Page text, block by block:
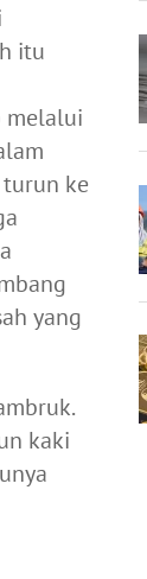
itu
melalui
ke
yang
kaki